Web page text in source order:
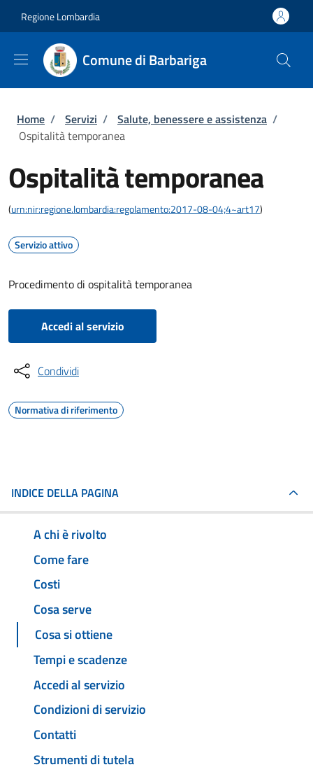
Regione Lombardia
Comune di Barbariga
Briciole di pane
Home / Servizi / Salute, benessere e assistenza /
Ospitalità temporanea
Ospitalità temporanea
(urn:nir:regione.lombardia:regolamento:2017-08-04;4~art17)
Servizio attivo
Procedimento di ospitalità temporanea
Accedi al servizio
Condividi
Normativa di riferimento
INDICE DELLA PAGINA
A chi è rivolto
Come fare
Costi
Cosa serve
Cosa si ottiene
Tempi e scadenze
Accedi al servizio
Condizioni di servizio
Contatti
Strumenti di tutela